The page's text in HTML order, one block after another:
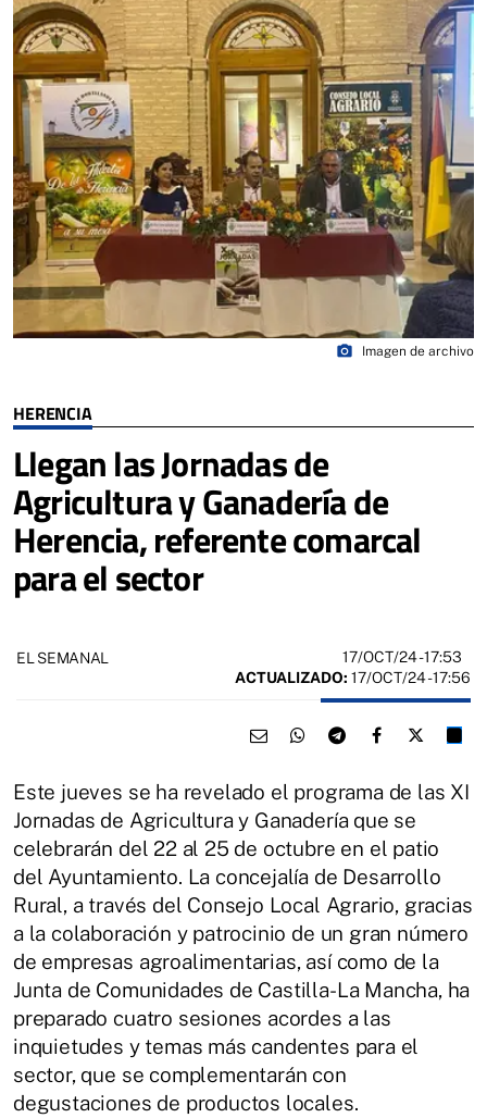
HERENCIA
Llegan las Jornadas de
Agricultura y Ganadería de
Herencia, referente comarcal
para el sector
photo_camera Imagen de archivo
EL SEMANAL 17/OCT/24- 17:53
ACTUALIZADO: 17/OCT/24 - 17:56
Este jueves se ha revelado el programa de las XI
Jornadas de Agricultura y Ganadería que se
celebrarán del 22 al 25 de octubre en el patio
del Ayuntamiento. La concejalía de Desarrollo
Rural, a través del Consejo Local Agrario, gracias
a la colaboración y patrocinio de un gran número
de empresas agroalimentarias, así como de la
Junta de Comunidades de Castilla-La Mancha, ha
preparado cuatro sesiones acordes a las
inquietudes y temas más candentes para el
sector, que se complementarán con
degustaciones de productos locales.